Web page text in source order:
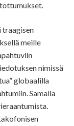
traagisen
meille
nimissä
globaalilla
Samalla